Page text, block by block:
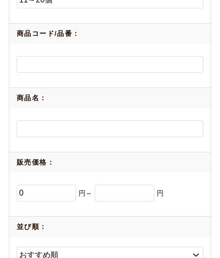
商品コード/品番：
商品名：
販売価格：
円～ 円
並び順：